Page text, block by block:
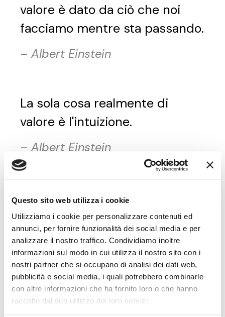
Questo sito web utilizza i cookie
Utilizziamo i cookie per personalizzare contenuti ed
annunci, per fornire funzionalità dei social media e per
analizzare il nostro traffico. Condividiamo inoltre
informazioni sul modo in cui utilizza il nostro sito con i
nostri partner che si occupano di analisi dei dati web,
pubblicità e social media, i quali potrebbero combinarle
con altre informazioni che ha fornito loro o che hanno
raccolto dal suo utilizzo dei loro servizi.
valore è dato da ciò che noi
facciamo mentre sta passando.
– Albert Einstein
La sola cosa realmente di
valore è l'intuizione.
– Albert Einstein
Scopri le frasi dei Ribelli che hanno
Michael Eugene Porter
Michael Eugene Porter
Albert Einstein
Albert Einstein